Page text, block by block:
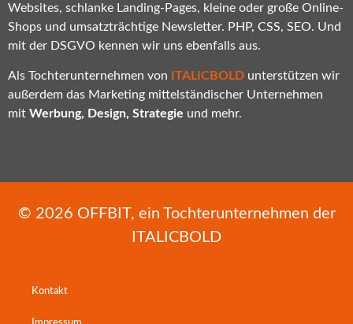
Websites, schlanke Landing-Pages, kleine oder große Online-
Shops und umsatzträchtige Newsletter. PHP, CSS, SEO. Und
mit der DSGVO kennen wir uns ebenfalls aus.
Als Tochterunternehmen von ITALICBOLD unterstützen wir
außerdem das Marketing mittelständischer Unternehmen
mit Werbung, Design, Strategie und mehr.
© 2026 OFFBIT, ein Tochterunternehmen der
ITALICBOLD
Kontakt